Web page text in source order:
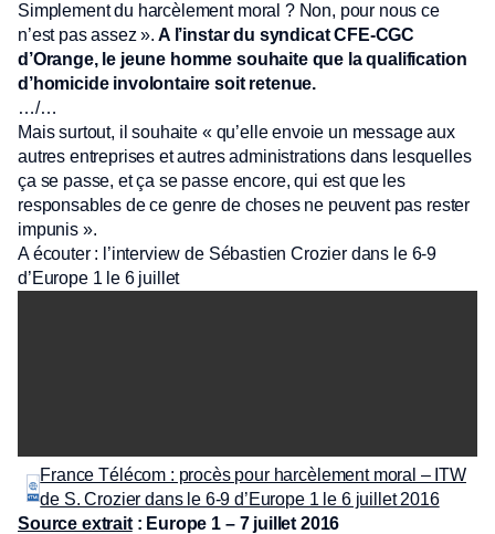
Simplement du harcèlement moral ? Non, pour nous ce
n’est pas assez ». A l’instar du syndicat CFE-CGC
d’Orange, le jeune homme souhaite que la qualification
d’homicide involontaire soit retenue.
…/…
Mais surtout, il souhaite « qu’elle envoie un message aux
autres entreprises et autres administrations dans lesquelles
ça se passe, et ça se passe encore, qui est que les
responsables de ce genre de choses ne peuvent pas rester
impunis ».
A écouter : l’interview de Sébastien Crozier dans le 6-9
d’Europe 1 le 6 juillet
France Télécom : procès pour harcèlement moral – ITW
de S. Crozier dans le 6-9 d’Europe 1 le 6 juillet 2016
Source extrait: Europe 1 – 7 juillet 2016